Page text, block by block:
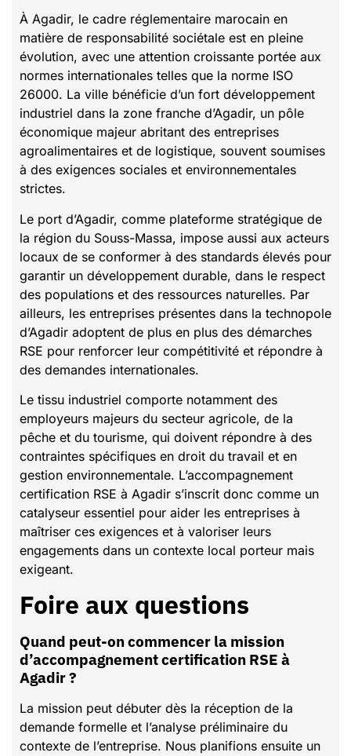
À Agadir, le cadre réglementaire marocain en
matière de responsabilité sociétale est en pleine
évolution, avec une attention croissante portée aux
normes internationales telles que la norme ISO
26000. La ville bénéficie d’un fort développement
industriel dans la zone franche d’Agadir, un pôle
économique majeur abritant des entreprises
agroalimentaires et de logistique, souvent soumises
à des exigences sociales et environnementales
strictes.
Le port d’Agadir, comme plateforme stratégique de
la région du Souss-Massa, impose aussi aux acteurs
locaux de se conformer à des standards élevés pour
garantir un développement durable, dans le respect
des populations et des ressources naturelles. Par
ailleurs, les entreprises présentes dans la technopole
d’Agadir adoptent de plus en plus des démarches
RSE pour renforcer leur compétitivité et répondre à
des demandes internationales.
Le tissu industriel comporte notamment des
employeurs majeurs du secteur agricole, de la
pêche et du tourisme, qui doivent répondre à des
contraintes spécifiques en droit du travail et en
gestion environnementale. L’accompagnement
certification RSE à Agadir s’inscrit donc comme un
catalyseur essentiel pour aider les entreprises à
maîtriser ces exigences et à valoriser leurs
engagements dans un contexte local porteur mais
exigeant.
Foire aux questions
Quand peut-on commencer la mission
d’accompagnement certification RSE à
Agadir ?
La mission peut débuter dès la réception de la
demande formelle et l’analyse préliminaire du
contexte de l’entreprise. Nous planifions ensuite un